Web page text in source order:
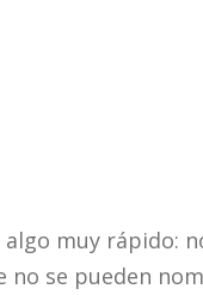
muy rápido:
no se pueden